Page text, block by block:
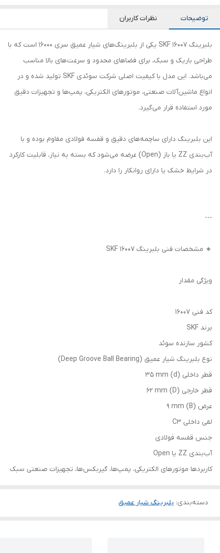
توضیحات نظرات کاربران
بلبرینگ 16007 SKF یکی از بلبرینگ‌های شیار عمیق سری 16000 است که با
طراحی باریک و سبک، برای فضاهای محدود و سرعت‌های بالا مناسب
می‌باشد. این مدل با کیفیت اصلی شرکت سوئدی SKF تولید شده و در
انواع ماشین‌آلات صنعتی، موتورهای الکتریکی، پمپ‌ها و تجهیزات دقیق
مورد استفاده قرار می‌گیرد.
این بلبرینگ دارای ساچمه‌های دقیق و قفسه فولادی مقاوم بوده و با
آب‌بندی ZZ یا باز (Open) عرضه می‌شود که بسته به نیاز، قابلیت کارکرد
در شرایط خشک یا دارای روانکار را دارد.
---
🔸 مشخصات فنی بلبرینگ 16007 SKF
ویژگی مقدار
کد فنی 16007
برند SKF
کشور سازنده سوئد
نوع بلبرینگ شیار عمیق (Deep Groove Ball Bearing)
قطر داخلی (d) 35 mm
قطر خارجی (D) 62 mm
عرض (B) 9 mm
لقی داخلی C3
جنس قفسه فولادی
آب‌بندی ZZ یا Open
کاربردها موتورهای الکتریکی، پمپ‌ها، گیربکس‌ها، تجهیزات صنعتی سبک
دسته‌بندی: بلبرینگ شیار عمیق